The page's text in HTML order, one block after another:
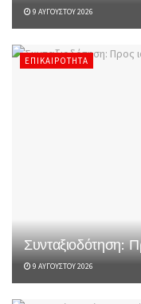
9 ΑΥΓΟΎΣΤΟΥ 2026
ΕΠΙΚΑΙΡΌΤΗΤΑ
Συνταξιοδότηση:
9 ΑΥΓΟΎΣΤΟΥ 2026